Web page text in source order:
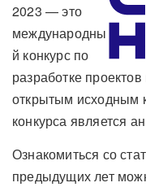
2023 — это
международны
й конкурс по
разработке
открытым исходным
конкурса является
Ознакомиться со
предыдущих лет